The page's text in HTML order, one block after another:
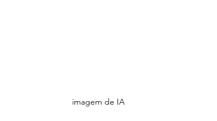
imagem de IA